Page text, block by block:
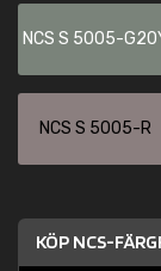
NCS S 5005-
NCS S 5005-R
KÖP NCS-